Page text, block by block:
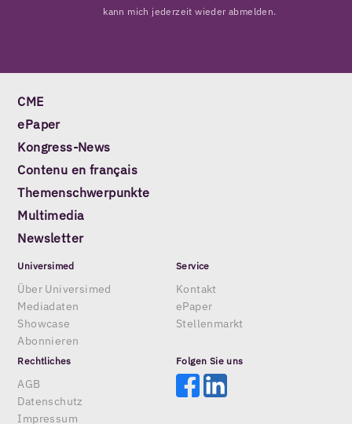
kann mich jederzeit wieder abmelden.
CME
ePaper
Kongress-News
Contenu en français
Themenschwerpunkte
Multimedia
Newsletter
Universimed
Über Universimed
Mediadaten
Showcase
Abonnieren
Service
Kontakt
ePaper
Stellenmarkt
Rechtliches
AGB
Datenschutz
Impressum
Folgen Sie uns